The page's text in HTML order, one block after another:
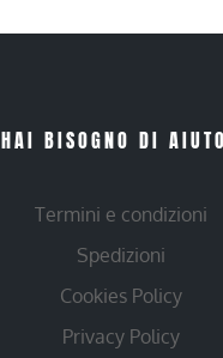
HAI BISOGNO DI
Termini e condizioni
Spedizioni
Cookies Policy
Privacy Policy